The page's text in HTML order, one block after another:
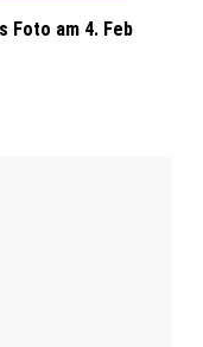
Foto am 4. Feb